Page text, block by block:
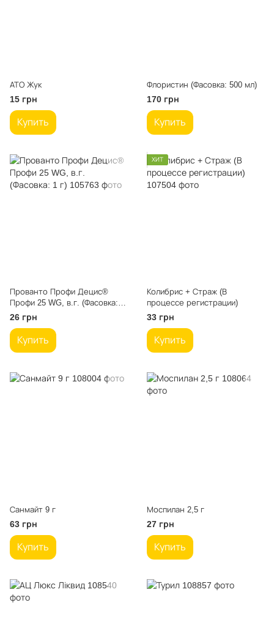
АТО Жук
15 грн
Купить
Флористин (Фасовка: 500 мл)
170 грн
Купить
Прованто Профи Децис®
Профи 25 WG, в.г. (Фасовка: 1
г)
26 грн
Купить
ХИТ
Колибрис + Страж (В
процессе регистрации)
33 грн
Купить
Санмайт 9 г
63 грн
Купить
Моспилан 2,5 г
27 грн
Купить